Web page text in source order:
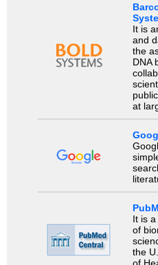
It is
and
the
DNA
at
It is
of
the